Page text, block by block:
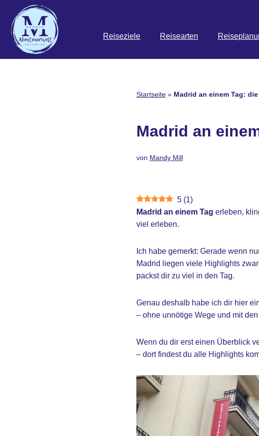
Zum
Inhalt
springen
Reiseziele Reisearten
Startseite» Madrid an einem Tag:
Madrid an
von Mandy Mill
5 (1)
Madrid an einem Tag erleben,
viel erleben.
Ich habe gemerkt: Gerade wenn
Madrid liegen viele Highlights
packst dir zu viel in den Tag.
Genau deshalb habe ich dir hier
– ohne unnötige Wege und mit
Wenn du dir erst einen Überblick
– dort findest du alle Highlights